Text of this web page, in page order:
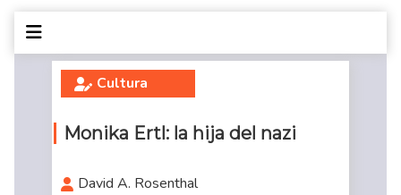
Cultura
Monika Ertl: la hija del nazi
David A. Rosenthal